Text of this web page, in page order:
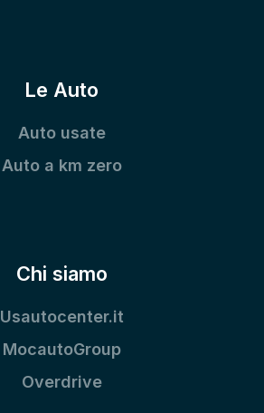
Le Auto
Auto usate
Auto a km zero
Chi siamo
Usautocenter.it
MocautoGroup
Overdrive